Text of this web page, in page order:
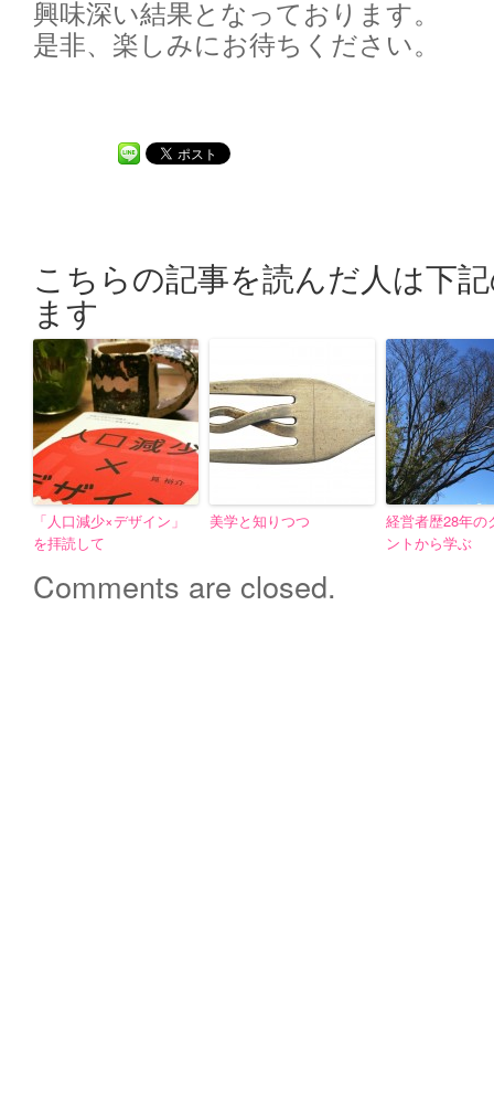
興味深い結果となっております。
是非、楽しみにお待ちください。
こちらの記事を読んだ人は下
ます
「人口減少×デザイン」
を拝読して
美学と知りつつ
経営者歴28年の
ントから学ぶ
Comments are closed.